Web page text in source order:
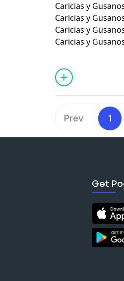
Caricias y
Caricias y
Caricias y
Caricias y
Prev 1
Get